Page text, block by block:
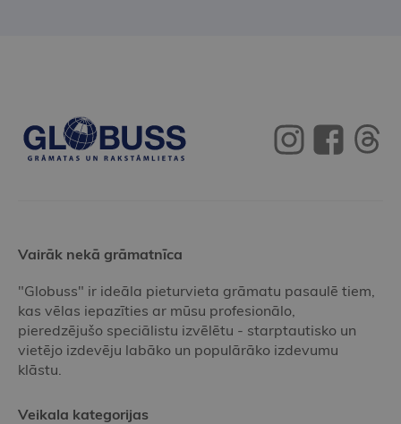
Vairāk nekā grāmatnīca
"Globuss" ir ideāla pieturvieta grāmatu pasaulē tiem,
kas vēlas iepazīties ar mūsu profesionālo,
pieredzējušo speciālistu izvēlētu - starptautisko un
vietējo izdevēju labāko un populārāko izdevumu
klāstu.
Veikala kategorijas